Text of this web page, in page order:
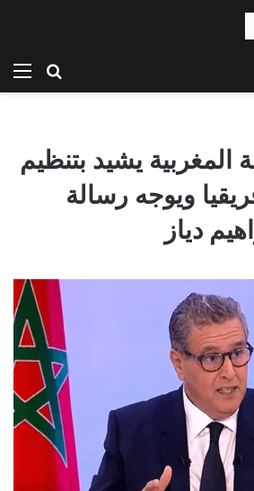
بحث
يشيد بتنظيم
ويوجه رسالة
دياز